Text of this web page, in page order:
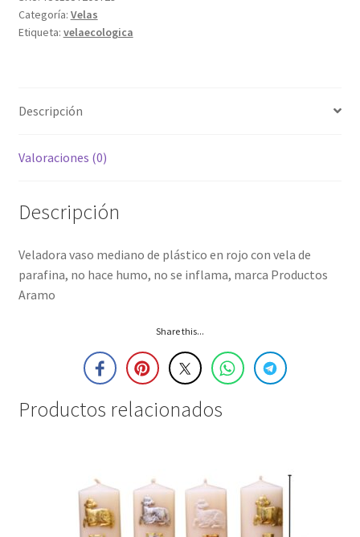
Categoría: Velas
Etiqueta: velaecologica
Descripción
Valoraciones (0)
Descripción
Veladora vaso mediano de plástico en rojo con vela de
parafina, no hace humo, no se inflama, marca Productos
Aramo
Share this...
Productos relacionados